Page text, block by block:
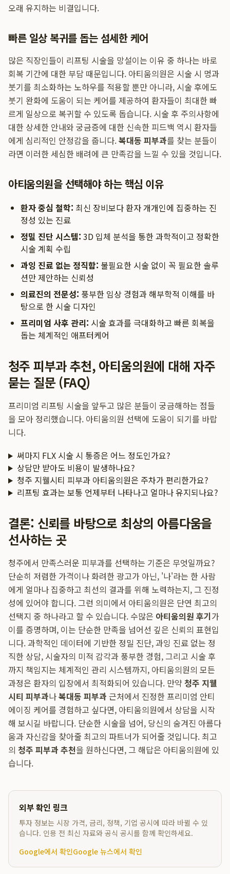
오래 유지하는 비결입니다.
빠른 일상 복귀를 돕는 섬세한 케어
많은 직장인들이 리프팅 시술을 망설이는 이유 중 하나는 바로
회복 기간에 대한 부담 때문입니다. 아티움의원은 시술 시 멍과
붓기를 최소화하는 노하우를 적용할 뿐만 아니라, 시술 후에도
붓기 완화에 도움이 되는 케어를 제공하여 환자들이 최대한 빠
르게 일상으로 복귀할 수 있도록 돕습니다. 시술 후 주의사항에
대한 상세한 안내와 궁금증에 대한 신속한 피드백 역시 환자들
에게 심리적인 안정감을 줍니다.복대동 피부과를 찾는 분들이
라면 이러한 세심한 배려에 큰 만족감을 느낄 수 있을 것입니다.
아티움의원을 선택해야 하는 핵심 이유
환자 중심 철학: 최신 장비보다 환자 개개인에 집중하는 진
정성 있는 진료
정밀 진단 시스템: 3D 입체 분석을 통한 과학적이고 정확한
시술 계획 수립
과잉 진료 없는 정직함: 불필요한 시술 없이 꼭 필요한 솔루
션만 제안하는 신뢰성
의료진의 전문성: 풍부한 임상 경험과 해부학적 이해를 바
탕으로 한 시술 디자인
프리미엄 사후 관리: 시술 효과를 극대화하고 빠른 회복을
돕는 체계적인 애프터케어
청주 피부과 추천, 아티움의원에 대해 자주
묻는 질문 (FAQ)
프리미엄 리프팅 시술을 앞두고 많은 분들이 궁금해하는 점들
을 모아 정리했습니다. 아티움의원 선택에 도움이 되기를 바랍
니다.
써마지 FLX 시술 시 통증은 어느 정도인가요?
상담만 받아도 비용이 발생하나요?
청주 지웰시티 피부과 아티움의원은 주차가 편리한가요?
리프팅 효과는 보통 언제부터 나타나고 얼마나 유지되나요?
결론: 신뢰를 바탕으로 최상의 아름다움을
선사하는 곳
청주에서 만족스러운 피부과를 선택하는 기준은 무엇일까요?
단순히 저렴한 가격이나 화려한 광고가 아닌, '나'라는 한 사람
에게 얼마나 집중하고 최선의 결과를 위해 노력하는지, 그 진정
성에 있어야 합니다. 그런 의미에서 아티움의원은 단연 최고의
선택지 중 하나라고 할 수 있습니다. 수많은 아티움의원 후기가
이를 증명하며, 이는 단순한 만족을 넘어선 깊은 신뢰의 표현입
니다. 과학적인 데이터에 기반한 정밀 진단, 과잉 진료 없는 정
직한 상담, 시술자의 미적 감각과 풍부한 경험, 그리고 시술 후
까지 책임지는 체계적인 관리 시스템까지, 아티움의원의 모든
과정은 환자의 입장에서 최적화되어 있습니다. 만약 청주 지웰
시티 피부과나복대동 피부과 근처에서 진정한 프리미엄 안티
에이징 케어를 경험하고 싶다면, 아티움의원에서 상담을 시작
해 보시길 바랍니다. 단순한 시술을 넘어, 당신의 숨겨진 아름다
움과 자신감을 찾아줄 최고의 파트너가 되어줄 것입니다. 최고
의 청주 피부과 추천을 원하신다면, 그 해답은 아티움의원에 있
습니다.
외부 확인 링크
투자 정보는 시장 가격, 금리, 정책, 기업 공시에 따라 바뀔 수 있
습니다. 인용 전 최신 자료와 공식 공시를 함께 확인하세요.
Google에서 확인Google 뉴스에서 확인